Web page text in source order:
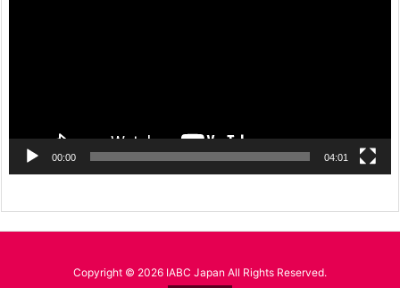
00:00 04:01
Copyright © 2026 IABC Japan All Rights Reserved.